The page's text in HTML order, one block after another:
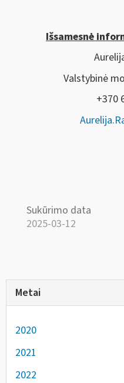
Išsamesnė
Valstybinė
+370
Sukūrimo data
2025-03-12
Metai
2020
2021
2022